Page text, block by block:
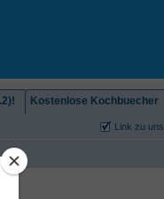
Kostenlose Kochbuecher
Link zu uns